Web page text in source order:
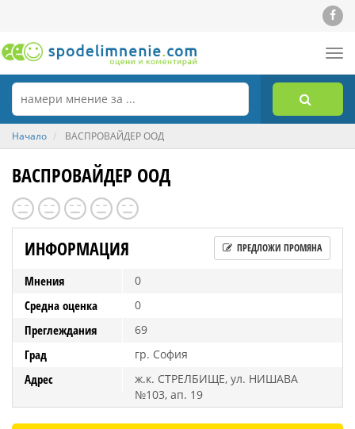
Начало ВАСПРОВАЙДЕР ООД
ВАСПРОВАЙДЕР ООД
ИНФОРМАЦИЯ ПРЕДЛОЖИ ПРОМЯНА
Мнения 0
Средна оценка 0
Преглеждания 69
Град гр. София
Адрес
ж.к. СТРЕЛБИЩЕ, ул. НИШАВА
№103, ап. 19